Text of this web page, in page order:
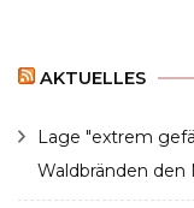
AKTUELLES
Lage "extrem
Waldbränden den